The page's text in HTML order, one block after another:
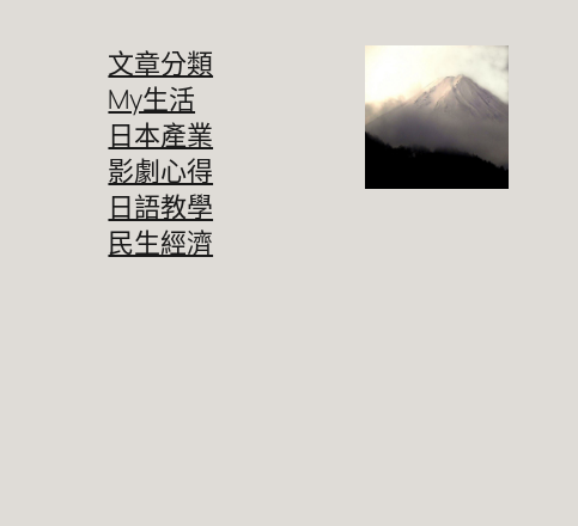
文章分類
My生活
日本產業
影劇心得
日語教學
民生經濟